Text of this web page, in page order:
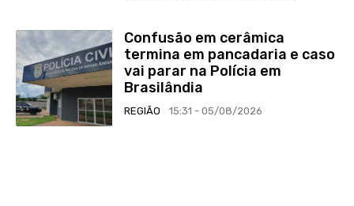
Confusão em cerâmica
termina em pancadaria e caso
vai parar na Polícia em
Brasilândia
REGIÃO 15:31 - 05/08/2026